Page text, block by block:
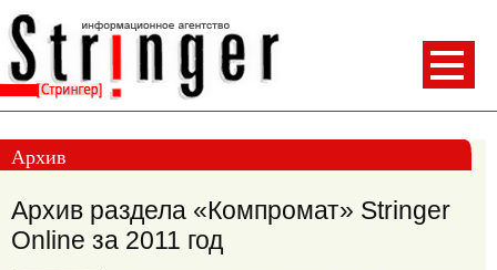
Архив
Архив раздела «Компромат» Stringer
Online за 2011 год